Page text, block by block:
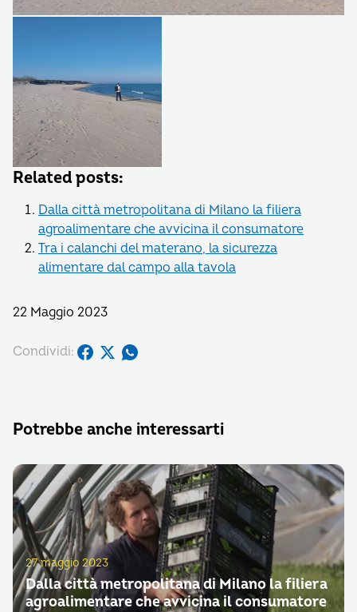
Related posts:
Dalla città metropolitana di Milano la filiera
agroalimentare che avvicina il consumatore
Tra i calanchi del materano, la sicurezza
alimentare dal campo alla tavola
22 Maggio 2023
Condividi:
Potrebbe anche interessarti
27 maggio 2023
Dalla città metropolitana di Milano la filiera
agroalimentare che avvicina il consumatore